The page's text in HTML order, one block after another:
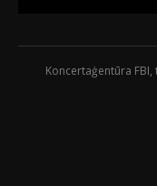
Koncertaģentūra FBI,